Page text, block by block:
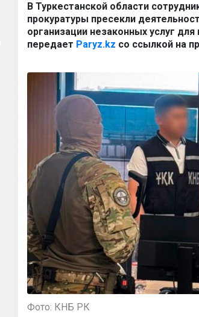
В Туркестанской области
прокуратуры пресекли
организации незаконных услуг
передает Paryz.kz со ссылкой на
Фото: КНБ РК